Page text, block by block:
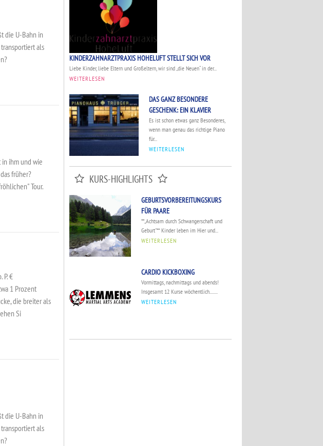
die U-Bahn in
als
in ihm und wie
früher?
Tour.
P. €
1 Prozent
die breiter als
Si
die U-Bahn in
als
KINDERZAHNARZTPRAXIS HOHELUFT STELLT SICH VOR
Liebe Kinder, liebe Eltern und Großeltern, wir sind „die Neuen“ in der...
WEITERLESEN
DAS GANZ BESONDERE
GESCHENK: EIN KLAVIER
Es ist schon etwas ganz Besonderes,
wenn man genau das richtige Piano
für...
WEITERLESEN
KURS-HIGHLIGHTS
GEBURTSVORBEREITUNGSKURS
FÜR PAARE
**„Achtsam durch Schwangerschaft und
Geburt"** Kinder leben im Hier und...
WEITERLESEN
CARDIO KICKBOXING
Vormittags, nachmittags und abends!
Insgesamt 12 Kurse wöchentlich........
WEITERLESEN